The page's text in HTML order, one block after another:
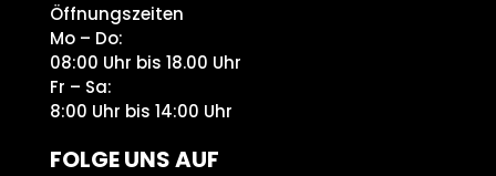
Öffnungszeiten
Mo – Do:
08:00 Uhr bis 18.00 Uhr
Fr – Sa:
8:00 Uhr bis 14:00 Uhr
FOLGE UNS AUF